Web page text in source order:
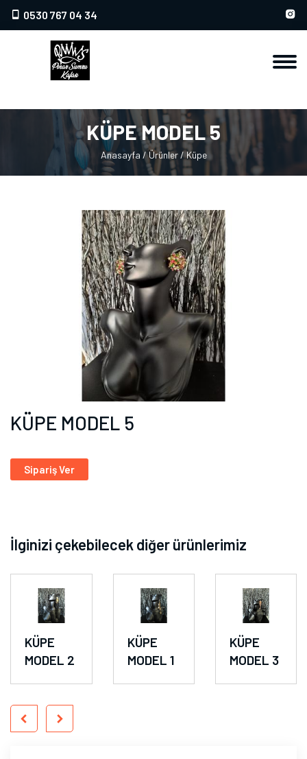
0530 767 04 34
KÜPE MODEL 5
Anasayfa /Ürünler /Küpe
KÜPE MODEL 5
Sipariş Ver
İlginizi çekebilecek diğer ürünlerimiz
KÜPE
MODEL 2
KÜPE
MODEL 1
KÜPE
MODEL 3